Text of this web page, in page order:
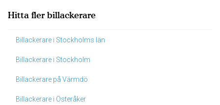
Hitta fler billackerare
Billackerare i Stockholms län
Billackerare i Stockholm
Billackerare på Värmdö
Billackerare i Österåker